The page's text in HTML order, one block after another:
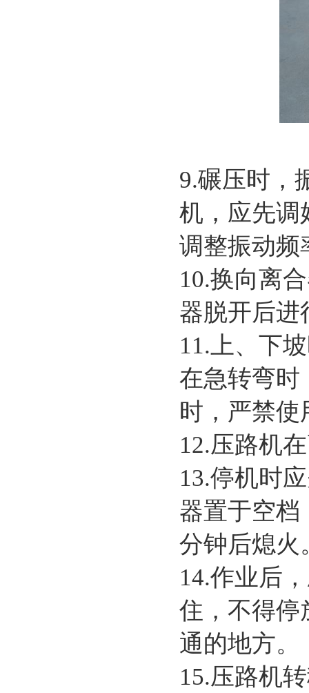
9.碾压时，
机，应先调
调整振动频
10.换向离
器脱开后进
11.上、下
在急转弯时
时，严禁使
12.压路机
13.停机时
器置于空档
分钟后熄火
14.作业后
住，不得停
通的地方。
15.压路机